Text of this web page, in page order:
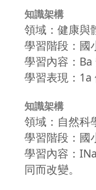
知識架構
領域：健康與
學習階段：國
學習內容：
學習表現：1a
知識架構
領域：自然科
學習階段：國
學習內容：
同而改變。